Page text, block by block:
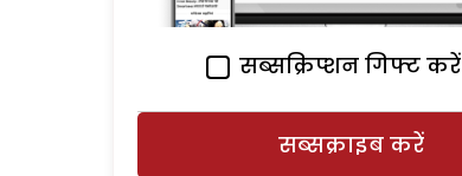
सब्सक्रिप्शन गिफ्ट करें
सब्सक्राइब करें